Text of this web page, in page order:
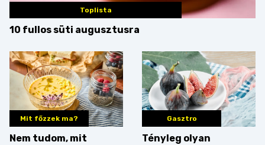
Toplista
10 fullos süti augusztusra
Mit főzzek ma?
Nem tudom, mit
Gasztro
Tényleg olyan